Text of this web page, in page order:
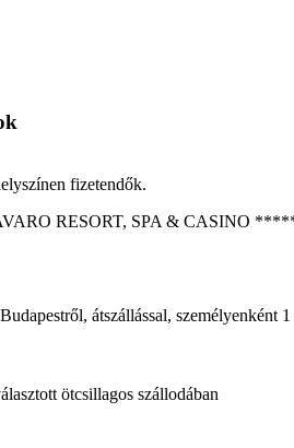
fizetendők.
átszállással, személyenként
ötcsillagos szállodában